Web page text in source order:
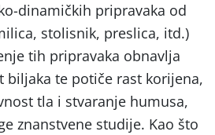
dinamičkih pripravaka od
stolisnik, preslica, itd.)
tih pripravaka obnavlja
biljaka te potiče rast korijena,
tla i stvaranje humusa,
znanstvene studije. Kao što